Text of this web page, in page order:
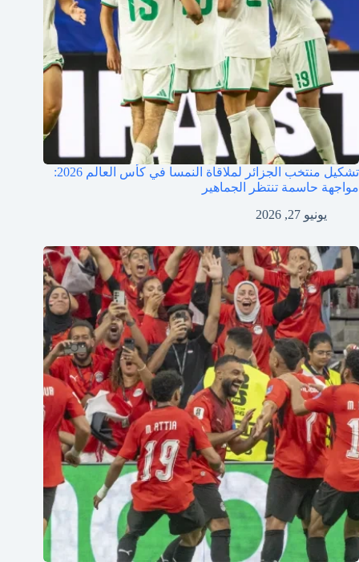
تشكيل منتخب الجزائر لملاقاة النمسا في كأس العالم 2026:
مواجهة حاسمة تنتظر الجماهير
يونيو 27, 2026